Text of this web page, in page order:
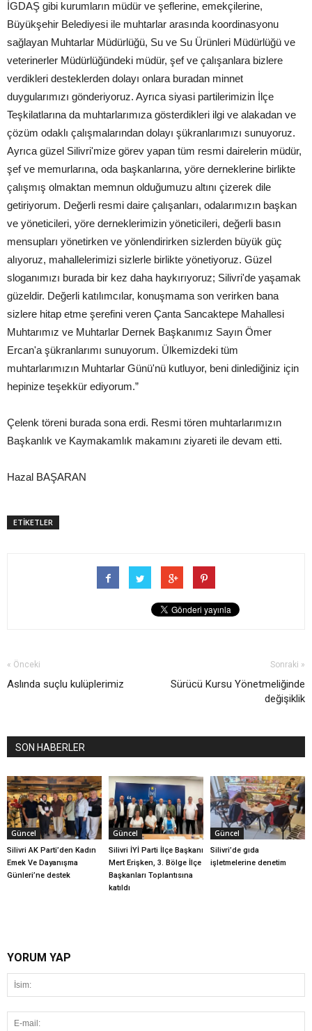
İGDAŞ gibi kurumların müdür ve şeflerine, emekçilerine,
Büyükşehir Belediyesi ile muhtarlar arasında koordinasyonu
sağlayan Muhtarlar Müdürlüğü, Su ve Su Ürünleri Müdürlüğü ve
veterinerler Müdürlüğündeki müdür, şef ve çalışanlara bizlere
verdikleri desteklerden dolayı onlara buradan minnet
duygularımızı gönderiyoruz. Ayrıca siyasi partilerimizin İlçe
Teşkilatlarına da muhtarlarımıza gösterdikleri ilgi ve alakadan ve
çözüm odaklı çalışmalarından dolayı şükranlarımızı sunuyoruz.
Ayrıca güzel Silivri'mize görev yapan tüm resmi dairelerin müdür,
şef ve memurlarına, oda başkanlarına, yöre derneklerine birlikte
çalışmış olmaktan memnun olduğumuzu altını çizerek dile
getiriyorum. Değerli resmi daire çalışanları, odalarımızın başkan
ve yöneticileri, yöre derneklerimizin yöneticileri, değerli basın
mensupları yönetirken ve yönlendirirken sizlerden büyük güç
alıyoruz, mahallelerimizi sizlerle birlikte yönetiyoruz. Güzel
sloganımızı burada bir kez daha haykırıyoruz; Silivri'de yaşamak
güzeldir. Değerli katılımcılar, konuşmama son verirken bana
sizlere hitap etme şerefini veren Çanta Sancaktepe Mahallesi
Muhtarımız ve Muhtarlar Dernek Başkanımız Sayın Ömer
Ercan'a şükranlarımı sunuyorum. Ülkemizdeki tüm
muhtarlarımızın Muhtarlar Günü'nü kutluyor, beni dinlediğiniz için
hepinize teşekkür ediyorum.”
Çelenk töreni burada sona erdi. Resmi tören muhtarlarımızın
Başkanlık ve Kaymakamlık makamını ziyareti ile devam etti.
Hazal BAŞARAN
ETİKETLER
« Önceki
Aslında suçlu kulüplerimiz
Sonraki »
Sürücü Kursu Yönetmeliğinde
değişiklik
SON HABERLER
Güncel
Silivri AK Parti’den Kadın
Emek Ve Dayanışma
Günleri’ne destek
Güncel
Silivri İYİ Parti İlçe Başkanı
Mert Erişken, 3. Bölge İlçe
Başkanları Toplantısına
katıldı
Güncel
Silivri’de gıda
işletmelerine denetim
YORUM YAP